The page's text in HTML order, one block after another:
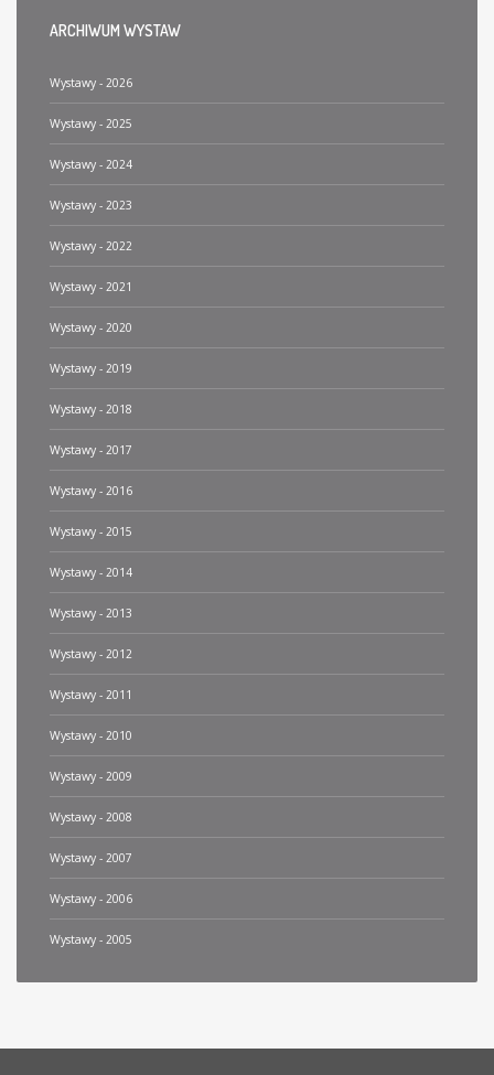
ARCHIWUM WYSTAW
Wystawy - 2026
Wystawy - 2025
Wystawy - 2024
Wystawy - 2023
Wystawy - 2022
Wystawy - 2021
Wystawy - 2020
Wystawy - 2019
Wystawy - 2018
Wystawy - 2017
Wystawy - 2016
Wystawy - 2015
Wystawy - 2014
Wystawy - 2013
Wystawy - 2012
Wystawy - 2011
Wystawy - 2010
Wystawy - 2009
Wystawy - 2008
Wystawy - 2007
Wystawy - 2006
Wystawy - 2005